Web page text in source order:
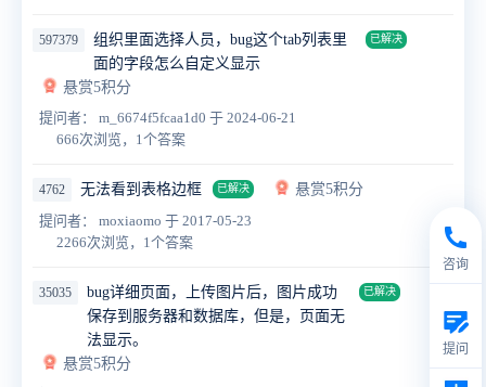
597379
组织里面选择人员，bug这个tab列表里
面的字段怎么自定义显示
已解决
悬赏5积分
提问者： m_6674f5fcaa1d0 于 2024-06-21
666次浏览，1个答案
4762 无法看到表格边框 已解决
悬赏5积分
提问者： moxiaomo 于 2017-05-23
2266次浏览，1个答案
35035
bug详细页面，上传图片后，图片成功
保存到服务器和数据库，但是，页面无
法显示。
已解决
悬赏5积分
咨询
提问